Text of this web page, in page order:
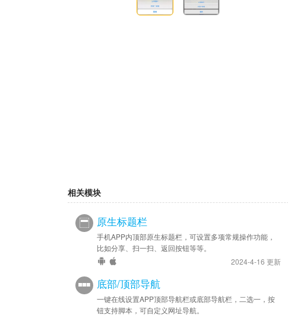
相关模块
原生标题栏
手机APP内顶部原生标题栏，可设置多项常规操作功能，
比如分享、扫一扫、返回按钮等等。
2024-4-16 更新
底部/顶部导航
一键在线设置APP顶部导航栏或底部导航栏，二选一，按
钮支持脚本，可自定义网址导航。